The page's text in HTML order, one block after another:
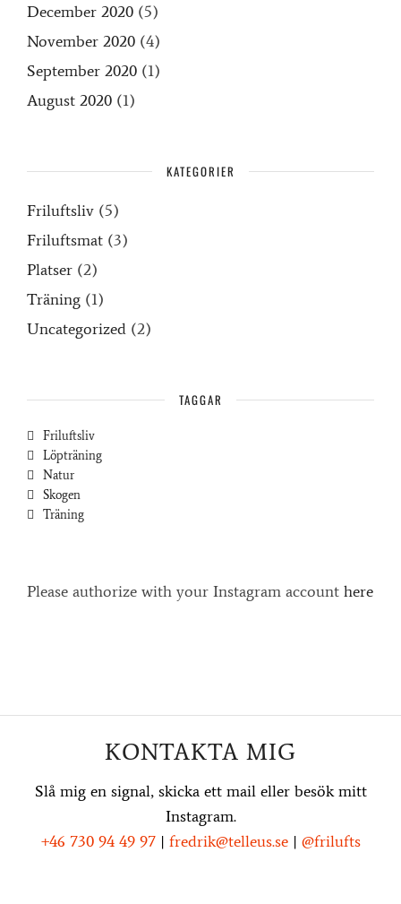
December 2020 (5)
November 2020 (4)
September 2020 (1)
August 2020 (1)
KATEGORIER
Friluftsliv (5)
Friluftsmat (3)
Platser (2)
Träning (1)
Uncategorized (2)
TAGGAR
Friluftsliv
Löpträning
Natur
Skogen
Träning
Please authorize with your Instagram account here
KONTAKTA MIG
Slå mig en signal, skicka ett mail eller besök mitt
Instagram.
+46 730 94 49 97| fredrik@telleus.se| @frilufts